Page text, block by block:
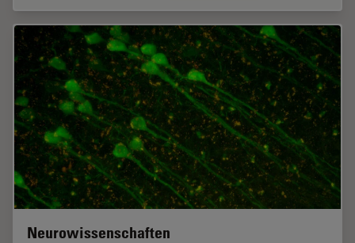
Neurowissenschaften